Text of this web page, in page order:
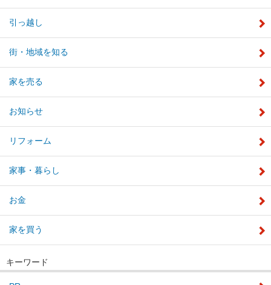
引っ越し
街・地域を知る
家を売る
お知らせ
リフォーム
家事・暮らし
お金
家を買う
キーワード